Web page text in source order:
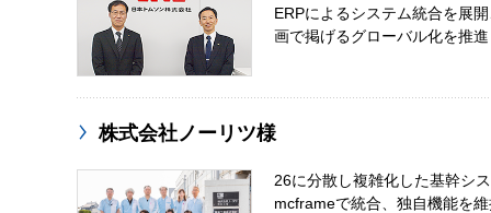
ERPによるシステム統合を展
画で掲げるグローバル化を推進
株式会社ノーリツ様
26に分散し複雑化した基幹シ
mcframeで統合、独自機能を